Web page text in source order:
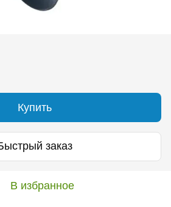
Купить
заказ
В избранное